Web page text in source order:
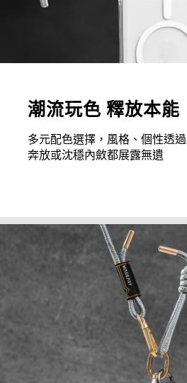
潮流玩色 釋放本能
多元配色選擇，風格、個性透
奔放或沈穩內斂都展露無遺